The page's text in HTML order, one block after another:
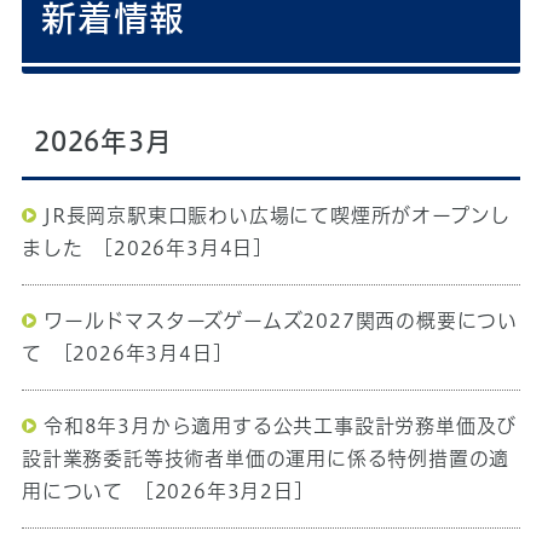
新着情報
2026年3月
JR長岡京駅東口賑わい広場にて喫煙所がオープンし
ました
[2026年3月4日]
ワールドマスターズゲームズ2027関西の概要につい
て
[2026年3月4日]
令和8年3月から適用する公共工事設計労務単価及び
設計業務委託等技術者単価の運用に係る特例措置の適
用について
[2026年3月2日]